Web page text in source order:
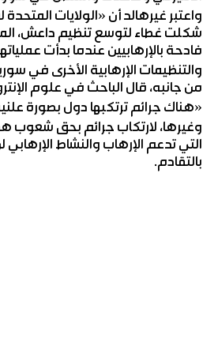
واعتبر غيرهالد أن «الولايات
شكلت غطاء لتوسع تنظيم داعش،
فادحة بالإرهابيين عندما بدأت
والتنظيمات الإرهابية الأخرى في
من جانبه، قال الباحث في علوم
«هناك جرائم ترتكبها دول بصورة
وغيرها، لارتكاب جرائم بحق شعوب
التي تدعم الإرهاب والنشاط
بالتقادم.